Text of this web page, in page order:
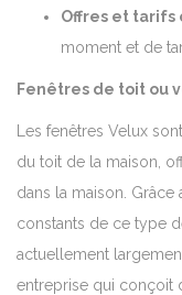
Offres et
moment et de
Fenêtres de toit ou
Les fenêtres Velux
du toit de la maison,
dans la maison. Grâce
constants de ce type
actuellement
entreprise qui conçoit